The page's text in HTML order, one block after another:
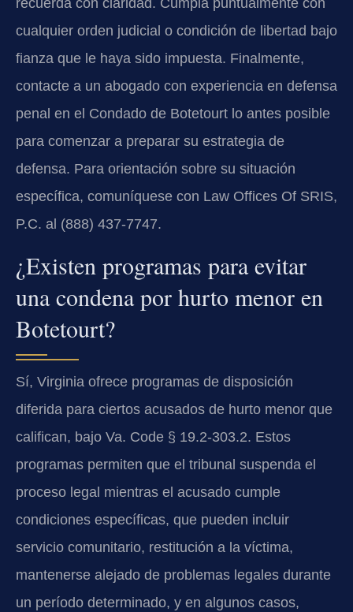
recuerda con claridad. Cumpla puntualmente con
cualquier orden judicial o condición de libertad bajo
fianza que le haya sido impuesta. Finalmente,
contacte a un abogado con experiencia en defensa
penal en el Condado de Botetourt lo antes posible
para comenzar a preparar su estrategia de
defensa. Para orientación sobre su situación
específica, comuníquese con Law Offices Of SRIS,
P.C. al (888) 437-7747.
¿Existen programas para evitar
una condena por hurto menor en
Botetourt?
Sí, Virginia ofrece programas de disposición
diferida para ciertos acusados de hurto menor que
califican, bajo Va. Code § 19.2-303.2. Estos
programas permiten que el tribunal suspenda el
proceso legal mientras el acusado cumple
condiciones específicas, que pueden incluir
servicio comunitario, restitución a la víctima,
mantenerse alejado de problemas legales durante
un período determinado, y en algunos casos,